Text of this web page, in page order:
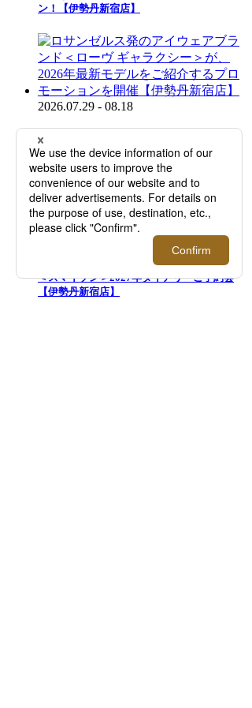
ン！【伊勢丹新宿店】
2026.07.29 - 08.18
ロサンゼルス発のアイウェアブランド＜ロー
ヴ ギャラクシー＞が、2026年最新モデルを
ご紹介するプロモーションを開催【伊勢丹新
宿店】
＜スマイソン＞2027年ダイアリーご予約会
【伊勢丹新宿店】